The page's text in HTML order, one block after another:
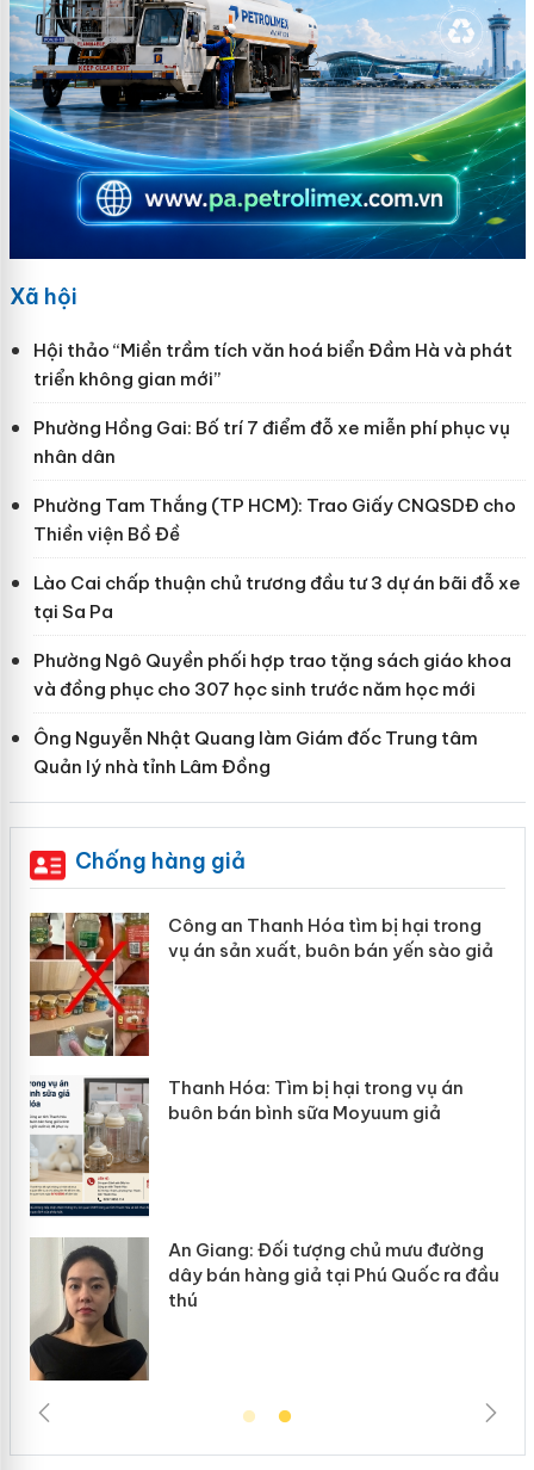
Xã hội
Hội thảo “Miền trầm tích văn hoá biển Đầm Hà và phát
triển không gian mới”
Phường Hồng Gai: Bố trí 7 điểm đỗ xe miễn phí phục vụ
nhân dân
Phường Tam Thắng (TP HCM): Trao Giấy CNQSDĐ cho
Thiền viện Bồ Đề
Lào Cai chấp thuận chủ trương đầu tư 3 dự án bãi đỗ xe
tại Sa Pa
Phường Ngô Quyền phối hợp trao tặng sách giáo khoa
và đồng phục cho 307 học sinh trước năm học mới
Ông Nguyễn Nhật Quang làm Giám đốc Trung tâm
Quản lý nhà tỉnh Lâm Đồng
Chống hàng giả
trong
sào giả
án
ra đầu
Lào Cai xử lý 83 vụ vi phạm thương
mại trong tháng 7
Hưng Yên: Xử lý 6 hộ kinh doanh
hàng giả mạo nhãn hiệu Adidas,
Cà Mau: Tiêu hủy công khai hàng
ngàn sản phẩm nhập lậu, bảo vệ